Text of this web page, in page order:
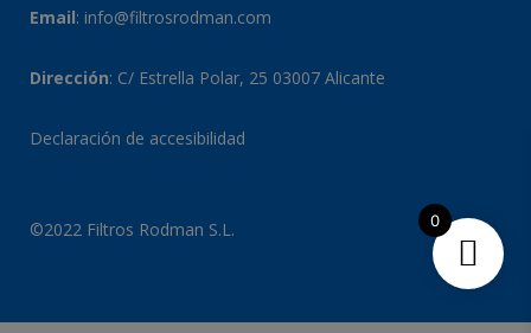
Email: info@filtrosrodman.com
Dirección: C/ Estrella Polar, 25 03007 Alicante
Declaración de accesibilidad
©2022 Filtros Rodman S.L. 0